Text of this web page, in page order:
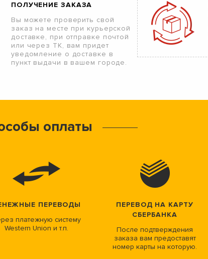
ПОЛУЧЕНИЕ ЗАКАЗА
Вы можете проверить свой
заказ на месте при курьерской
доставке, при отправке почтой
или через ТК, вам придет
уведомление о доставке в
пункт выдачи в вашем городе.
оплаты
ПЕРЕВОДЫ
платежную систему
Western Union и т.п.
ПЕРЕВОД НА КАРТУ
СБЕРБАНКА
После подтверждения
заказа вам предоставят
номер карты на которую.